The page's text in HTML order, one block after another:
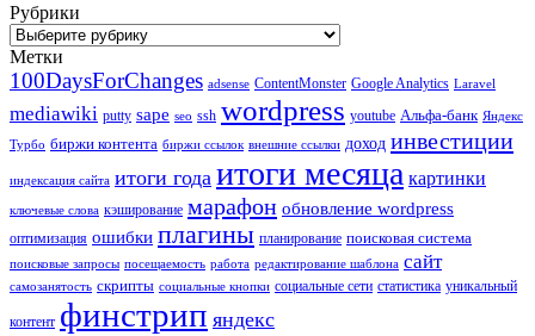
Рубрики
Рубрики
Метки
100DaysForChanges adsense ContentMonster Google Analytics Laravel
mediawiki putty sape seo ssh wordpress youtube Альфа-банк Яндекс
Турбо биржи контента биржи ссылок внешние ссылки доход инвестиции
индексация сайта итоги года итоги месяца картинки
ключевые слова кэширование марафон обновление wordpress
оптимизация ошибки плагины планирование поисковая система
поисковые запросы посещаемость работа редактирование шаблона сайт
самозанятость скрипты социальные кнопки социальные сети статистика уникальный
контент финстрип яндекс